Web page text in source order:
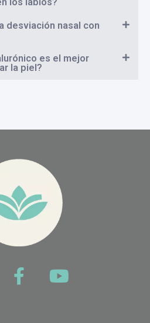
desviación nasal con
es el mejor
la piel?
F
a
Y
o